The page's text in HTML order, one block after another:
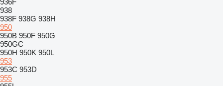
936F
938
938F 938G 938H
950
950B 950F 950G
950GC
950H 950K 950L
953
953C 953D
955